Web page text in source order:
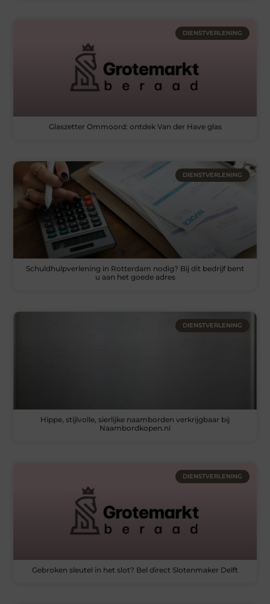
DIENSTVERLENING
Glaszetter Ommoord: ontdek Van der Have glas
DIENSTVERLENING
Schuldhulpverlening in Rotterdam nodig? Bij dit bedrijf bent
u aan het goede adres
DIENSTVERLENING
Hippe, stijlvolle, sierlijke naamborden verkrijgbaar bij
Naambordkopen.nl
DIENSTVERLENING
Gebroken sleutel in het slot? Bel direct Slotenmaker Delft